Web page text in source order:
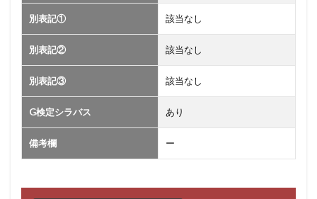
別表記① 該当なし
別表記② 該当なし
別表記③ 該当なし
G検定シラバス あり
備考欄 ー